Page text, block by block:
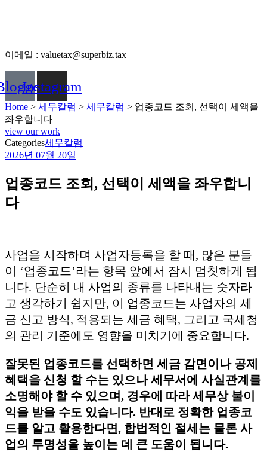
이메일 : valuetax@superbiz.tax
Instagram
Home > 세무칼럼 > 세무칼럼 > 업종코드 조회, 선택이 세액을
좌우합니다
view our work
Categories세무칼럼
2026년 07월 20일
업종코드 조회, 선택이 세액을 좌우합니
다
사업을 시작하며 사업자등록을 할 때, 많은 분들
이 ‘업종코드’라는 항목 앞에서 잠시 멈칫하게 됩
니다. 단순히 내 사업의 종류를 나타내는 숫자라
고 생각하기 쉽지만, 이 업종코드는 사업자의 세
금 신고 방식, 적용되는 세금 혜택, 그리고 국세청
의 관리 기준에도 영향을 미치기에 중요합니다.
잘못된 업종코드를 선택하면 세금 감면이나 공제
혜택을 신청 할 수는 있으나 세무서에 사실관계를
소명해야 할 수 있으며, 경우에 따라 세무상 불이
익을 받을 수도 있습니다. 반대로 정확한 업종코
드를 알고 활용한다면, 합법적인 절세는 물론 사
업의 투명성을 높이는 데 큰 도움이 됩니다.